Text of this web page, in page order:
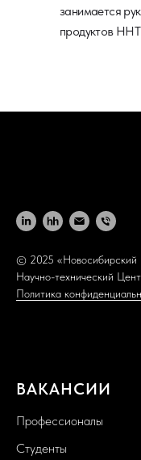
занимается
продуктов
© 2025 «Новосибирский
Научно-технический
Политика
ВАКАНСИИ
Профессионалы
Студенты